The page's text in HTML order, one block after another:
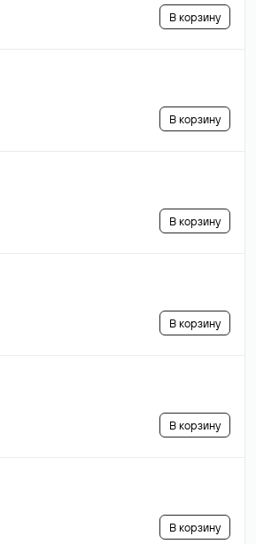
В корзину
В корзину
В корзину
В корзину
В корзину
В корзину